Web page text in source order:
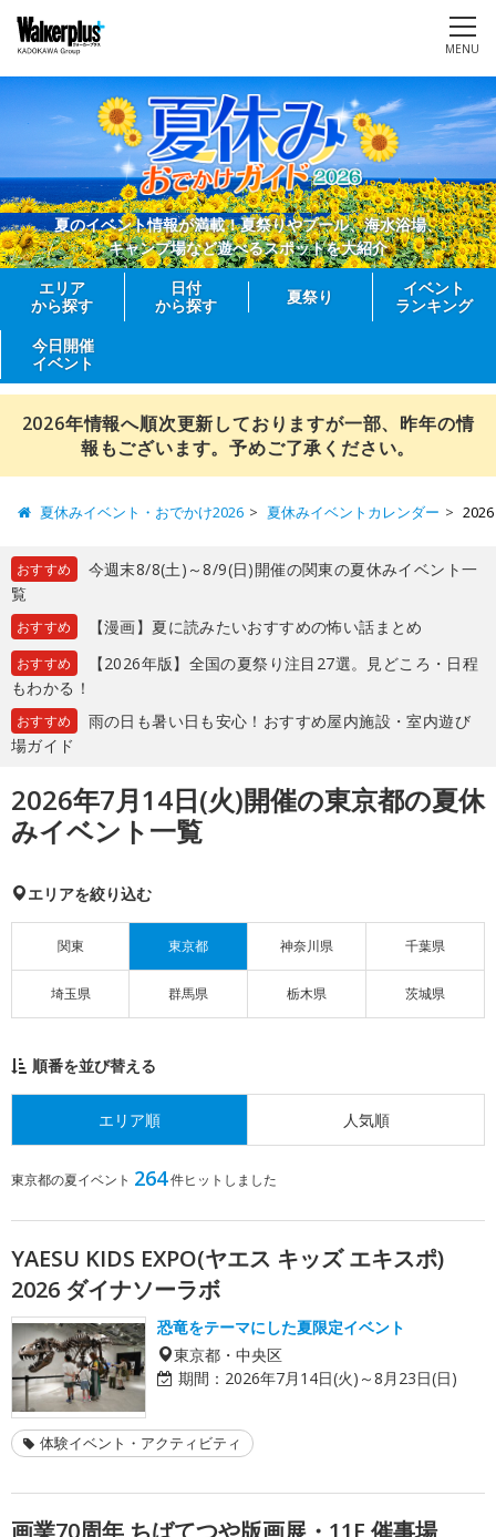
MENU
夏のイベント情報が満載！夏祭りやプール、海水浴場、
キャンプ場など遊べるスポットを大紹介
エリア
から探す
日付
から探す
夏祭り
イベント
ランキング
今日開催
イベント
2026年情報へ順次更新しておりますが一部、昨年の情
報もございます。予めご了承ください。
夏休みイベント・おでかけ2026 夏休みイベントカレンダー
おすすめ
今週末8/8(土)～8/9(日)開催の関東の夏休みイベント一
覧
おすすめ 【漫画】夏に読みたいおすすめの怖い話まとめ
おすすめ
【2026年版】全国の夏祭り注目27選。見どころ・日程
もわかる！
おすすめ
雨の日も暑い日も安心！おすすめ屋内施設・室内遊び
場ガイド
2026年7月14日(火)開催の東京都の夏休
みイベント一覧
エリアを絞り込む
関東 東京都 神奈川県 千葉県
埼玉県 群馬県 栃木県 茨城県
順番を並び替える
エリア順 人気順
東京都の夏イベント 264件ヒットしました
YAESU KIDS EXPO(ヤエス キッズ エキスポ)
2026 ダイナソーラボ
恐竜をテーマにした夏限定イベント
東京都・中央区
期間： 2026年7月14日(火)～8月23日(日)
体験イベント・アクティビティ
画業70周年 ちばてつや版画展・11F 催事場